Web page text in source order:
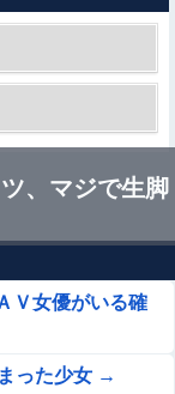
会話しか返して
嫌われた？距
人の対比を
プか
朝から素材を提
着替え動画、と
●ラの達人すぎ
、マジで生脚
Ｖ女優がいる確
った少女 →